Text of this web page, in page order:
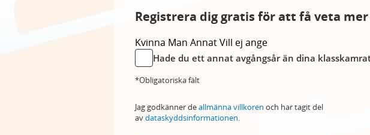
Registrera dig gratis för att få veta mer
Kvinna Man AnnatVill ej ange
Hade du ett annat avgångsår än dina
*Obligatoriska fält
Jag godkänner deallmänna villkoren och har tagit del
avdataskyddsinformationen.